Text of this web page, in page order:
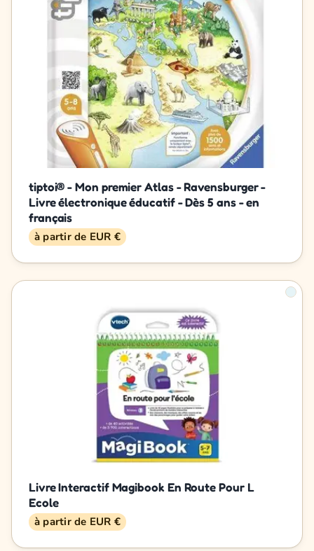
tiptoi® - Mon premier Atlas - Ravensburger -
Livre électronique éducatif - Dès 5 ans - en
français
à partir de EUR €
Livre Interactif Magibook En Route Pour L
Ecole
à partir de EUR €